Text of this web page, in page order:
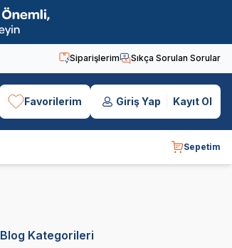
Siparişlerim Sıkça Sorulan Sorular
Favorilerim Giriş Yap Kayıt Ol
Sepetim
Blog Kategorileri